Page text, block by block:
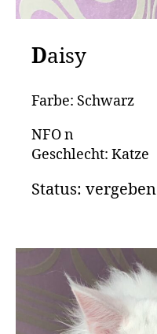
Daisy
Farbe: Schwarz
NFO n
Geschlecht: Katze
Status: vergeben